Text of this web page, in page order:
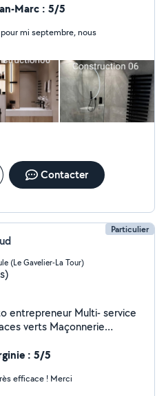
chez particuliers et
et vérifiables. Des prix
travail irréprochable.
Marc : 5/5
mi septembre, nous
Contacter
Particulier
(Le Gavelier-La Tour)
Maçonnerie
, minutieux dans mon
satisfait de mon
: 5/5
Je recommande +++++Gabriel, très efficace ! Merci